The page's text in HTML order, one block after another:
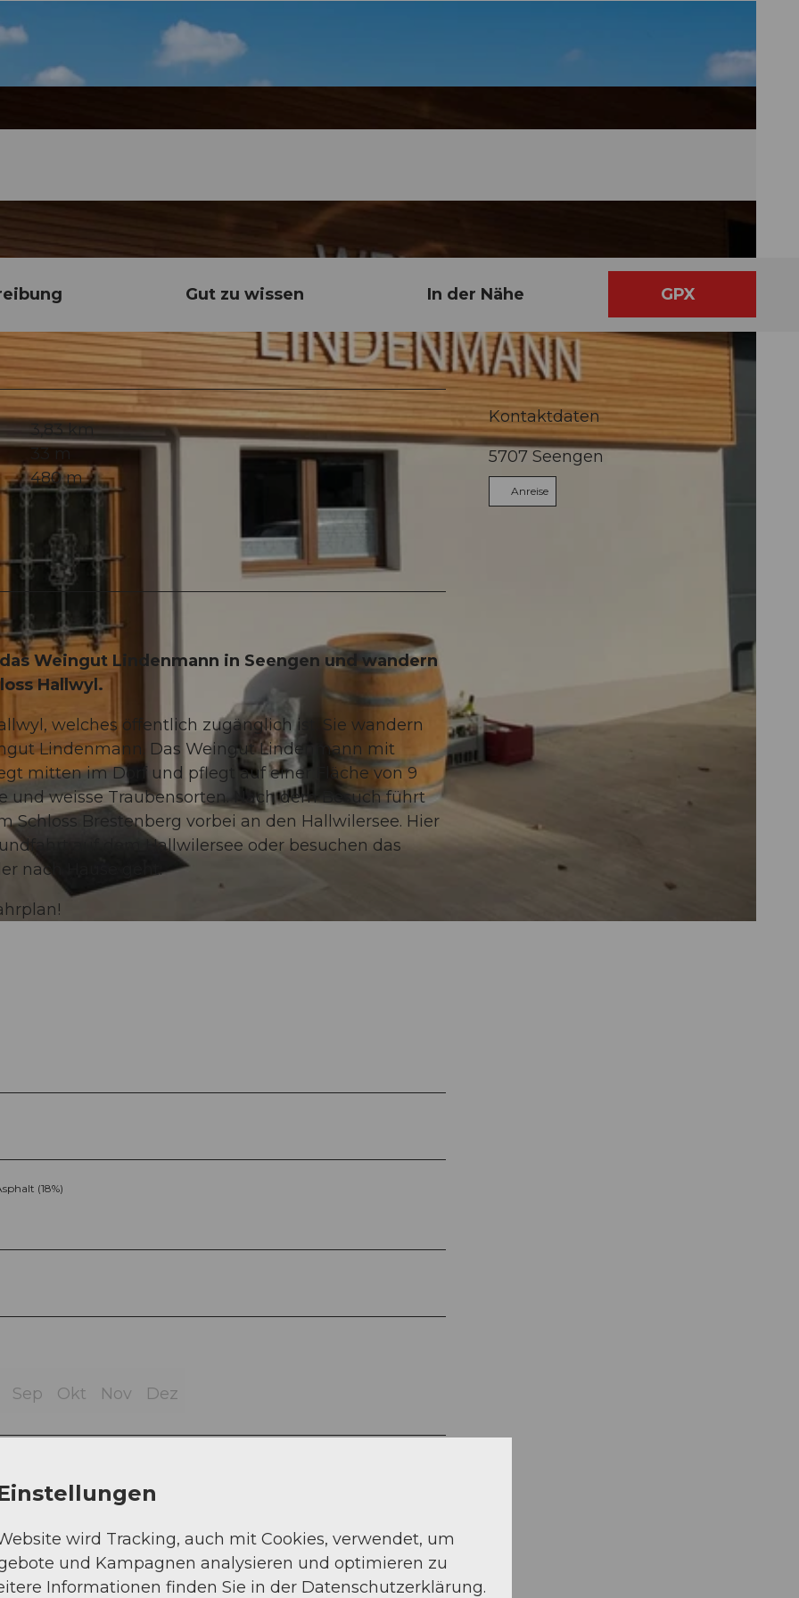
Gut zu wissen In der Nähe GPX
3,83 km
33 m
480 m
Weingut Lindenmann in Seengen und wandern
Hallwyl.
welches öffentlich zugänglich ist. Sie wandern
Lindenmann. Das Weingut Lindenmann mit
mitten im Dorf und pflegt auf einer Fläche von 9
weisse Traubensorten. Nach dem Besuch führt
Brestenberg vorbei an den Hallwilersee. Hier
auf dem Hallwilersee oder besuchen das
nach Hause geht.
(18%)
Sep Okt Nov Dez
Kontaktdaten
5707 Seengen
Anreise
wird Tracking, auch mit Cookies, verwendet, um
und Kampagnen analysieren und optimieren zu
Informationen finden Sie in der Datenschutzerklärung.